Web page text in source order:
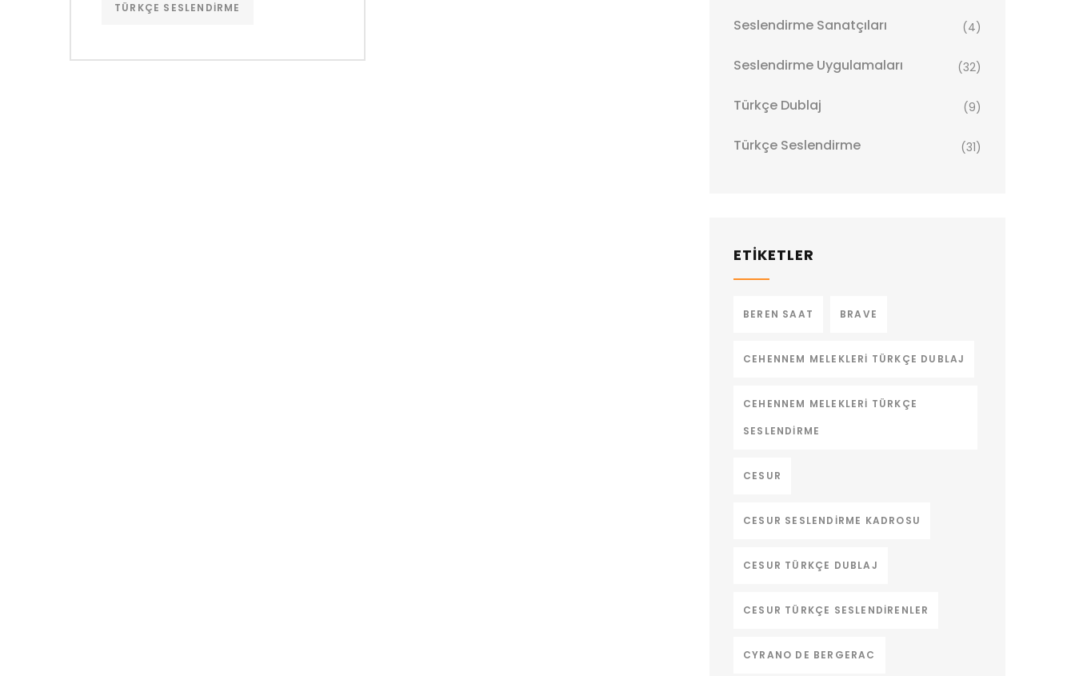
TÜRKÇE SESLENDIRME
Seslendirme Sanatçıları (4)
Seslendirme Uygulamaları (32)
Türkçe Dublaj (9)
Türkçe Seslendirme (31)
ETİKETLER
BEREN SAAT BRAVE
CEHENNEM MELEKLERI TÜRKÇE DUBLAJ
CEHENNEM MELEKLERI TÜRKÇE
SESLENDIRME
CESUR
CESUR SESLENDIRME KADROSU
CESUR TÜRKÇE DUBLAJ
CESUR TÜRKÇE SESLENDIRENLER
CYRANO DE BERGERAC